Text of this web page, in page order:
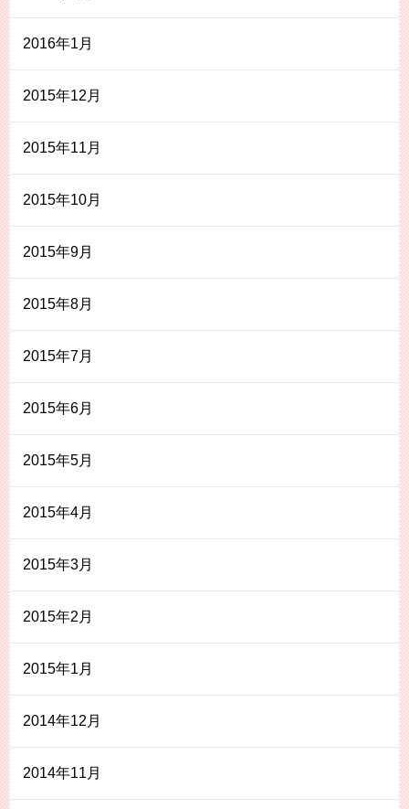
2016年1月
2015年12月
2015年11月
2015年10月
2015年9月
2015年8月
2015年7月
2015年6月
2015年5月
2015年4月
2015年3月
2015年2月
2015年1月
2014年12月
2014年11月